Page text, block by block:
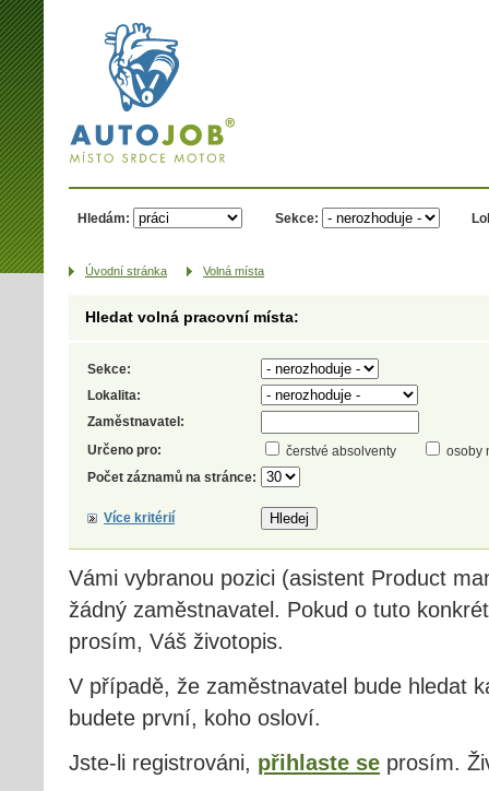
AUTOJOB.cz -
místo srdce
motor
Hledám: Sekce:
Úvodní­ stránka Volná místa
Hledat volná pracovní místa:
Sekce:
Lokalita:
Zaměstnavatel:
Určeno pro:
čerstvé absolventy
osoby
Počet záznamů na stránce:
Více kritérií
Vámi vybranou pozici (asistent Product
žádný zaměstnavatel. Pokud o tuto
prosím, Váš životopis.
V případě, že zaměstnavatel bude hledat
budete první, koho osloví.
Jste-li registrováni, přihlaste se prosím.